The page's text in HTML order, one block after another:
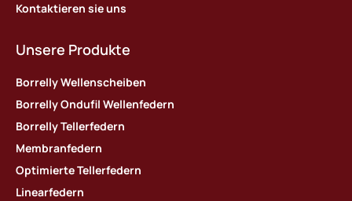
Kontaktieren sie uns
Unsere Produkte
Borrelly Wellenscheiben
Borrelly Ondufil Wellenfedern
Borrelly Tellerfedern
Membranfedern
Optimierte Tellerfedern
Linearfedern